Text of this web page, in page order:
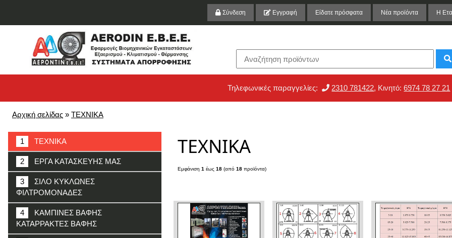
Σύνδεση Εγγραφή Είδατε πρόσφατα Νέα προϊόντα Η
Τηλεφωνικές παραγγελίες: 2310 781422, Κινητό:6974 78 27 21
Αρχική σελίδας » ΤΕΧΝΙΚΑ
1 ΤΕΧΝΙΚΑ
2 ΕΡΓΑ ΚΑΤΑΣΚΕΥΗΣ ΜΑΣ
3
ΣΙΛΟ ΚΥΚΛΩΝΕΣ
ΦΙΛΤΡΟΜΟΝΑΔΕΣ
4
ΚΑΜΠΙΝΕΣ ΒΑΦΗΣ
ΚΑΤΑΡΡΑΚΤΕΣ ΒΑΦΗΣ
ΤΕΧΝΙΚΑ
Εμφάνιση 1 έως 18(από 18προϊόντα)